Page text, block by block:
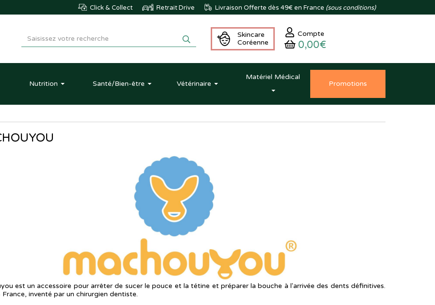
Click & Collect Retrait Drive Livraison Offerte dès 49€ en France (sous conditions)
Skincare
Coréenne
Compte
0,00€
Nutrition Santé/Bien-être Vétérinaire
Matériel Médical
Promotions
est un accessoire pour arrêter de sucer le pouce et la tétine et préparer la bouche à l'arrivée des dents définitives.
inventé par un chirurgien dentiste.